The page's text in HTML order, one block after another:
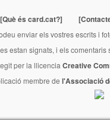
[Què és card.cat?]
enviar els vostres escrits i
estan signats, i els
per la llicencia Creative
membre de l'Associació